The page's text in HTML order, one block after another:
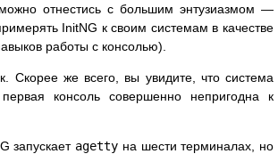
отнестись с большим энтузиазмом —
InitNG к своим системам в качестве
работы с консолью).
Скорее же всего, вы увидите, что система
консоль совершенно непригодна к
запускает agetty на шести терминалах, но